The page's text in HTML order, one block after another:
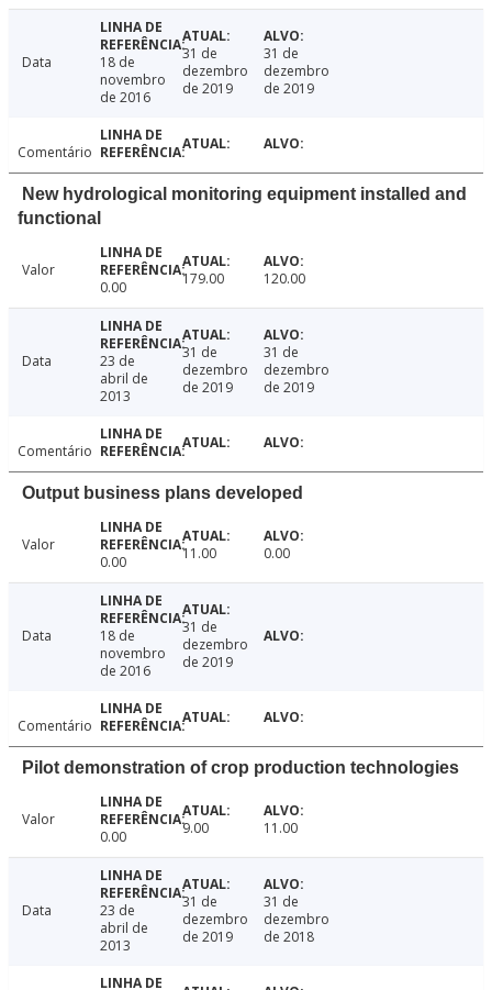
Data
18 de
novembro
de 2016
31 de
dezembro
de 2019
31 de
dezembro
de 2019
Comentário
New hydrological monitoring equipment installed and
functional
Valor
0.00
179.00 120.00
Data
23 de
abril de
2013
31 de
dezembro
de 2019
31 de
dezembro
de 2019
Comentário
Output business plans developed
Valor
0.00
11.00 0.00
Data
18 de
novembro
de 2016
31 de
dezembro
de 2019
Comentário
Pilot demonstration of crop production technologies
Valor
0.00
9.00 11.00
Data
23 de
abril de
2013
31 de
dezembro
de 2019
31 de
dezembro
de 2018